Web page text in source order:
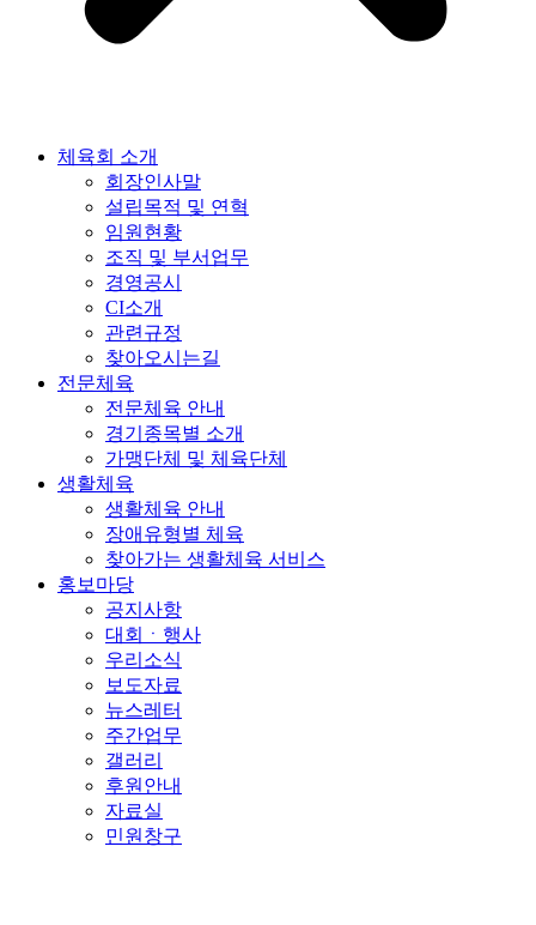
체육회 소개
회장인사말
설립목적 및 연혁
임원현황
조직 및 부서업무
경영공시
CI소개
관련규정
찾아오시는길
전문체육
전문체육 안내
경기종목별 소개
가맹단체 및 체육단체
생활체육
생활체육 안내
장애유형별 체육
찾아가는 생활체육 서비스
홍보마당
공지사항
대회ㆍ행사
우리소식
보도자료
뉴스레터
주간업무
갤러리
후원안내
자료실
민원창구